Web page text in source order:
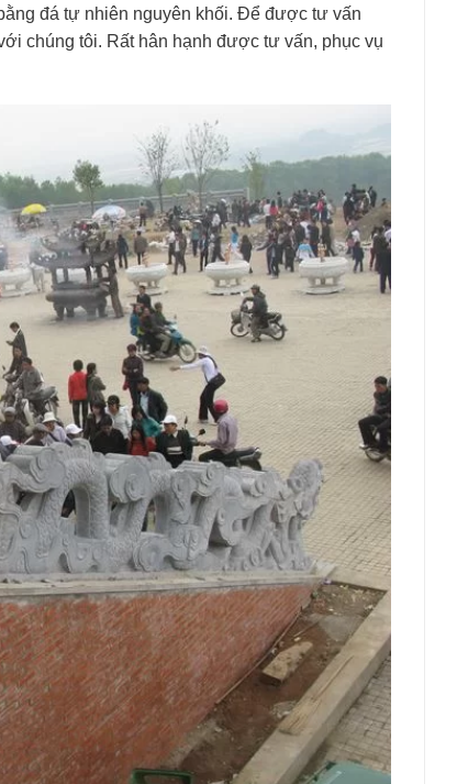
đá tự nhiên nguyên khối. Để được tư vấn
chúng tôi. Rất hân hạnh được tư vấn, phục vụ